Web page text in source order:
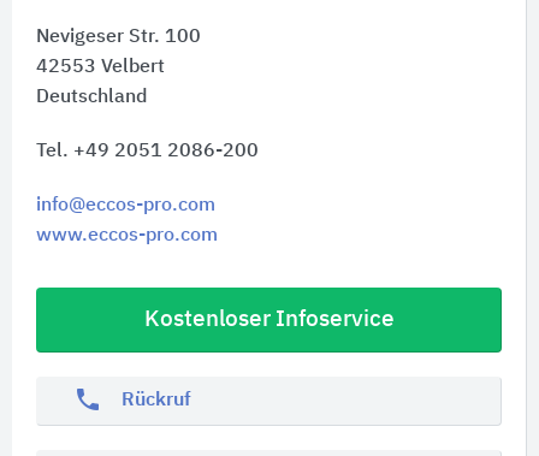
Nevigeser Str. 100
42553 Velbert
Deutschland
Tel. +49 2051 2086-200
info@eccos-pro.com
www.eccos-pro.com
Kostenloser Infoservice
phone Rückruf